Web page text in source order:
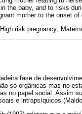
the baby, and to risks
mother to the onset of
risk pregnancy;
fase de
só orgânicas mas no
no papel social. Assim
e intrapsíquicos